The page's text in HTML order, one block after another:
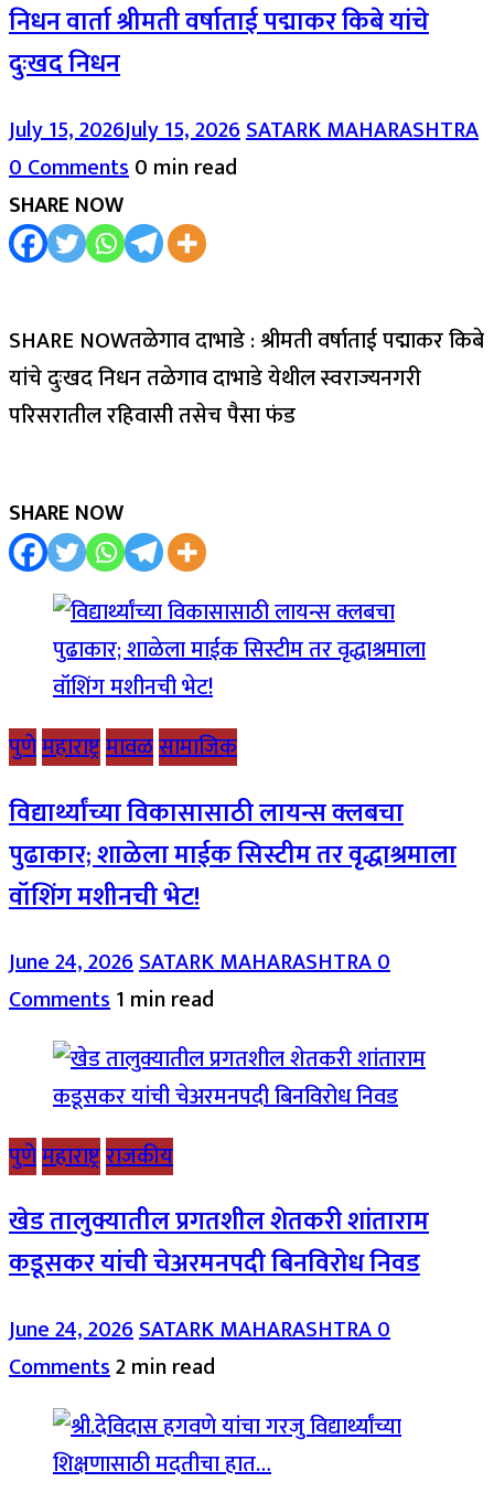
निधन वार्ता श्रीमती वर्षाताई पद्माकर किबे यांचे
दुःखद निधन
July 15, 2026July 15, 2026SATARK MAHARASHTRA
0 Comments0 min read
SHARE NOW
SHARE NOWतळेगाव दाभाडे : श्रीमती वर्षाताई पद्माकर किबे
यांचे दुःखद निधन तळेगाव दाभाडे येथील स्वराज्यनगरी
परिसरातील रहिवासी तसेच पैसा फंड
SHARE NOW
पुणेमहाराष्ट्रमावळसामाजिक
विद्यार्थ्यांच्या विकासासाठी लायन्स क्लबचा
पुढाकार; शाळेला माईक सिस्टीम तर वृद्धाश्रमाला
वॉशिंग मशीनची भेट!
June 24, 2026SATARK MAHARASHTRA0
Comments1 min read
पुणेमहाराष्ट्रराजकीय
खेड तालुक्यातील प्रगतशील शेतकरी शांताराम
कडूसकर यांची चेअरमनपदी बिनविरोध निवड
June 24, 2026SATARK MAHARASHTRA0
Comments2 min read